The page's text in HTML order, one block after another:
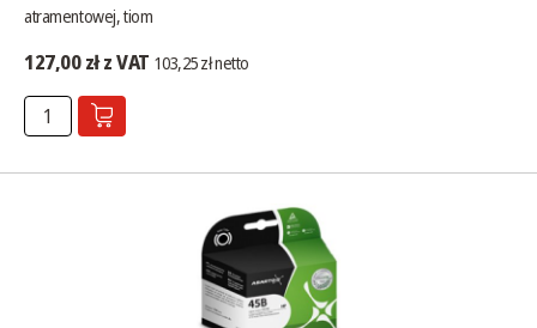
atramentowej, tiom
127,00 zł z VAT 103,25 zł netto